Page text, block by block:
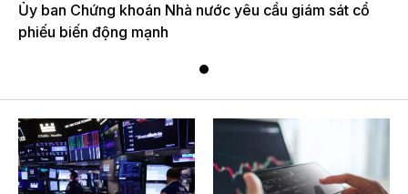
Ủy ban Chứng khoán Nhà nước yêu cầu giám sát cổ
phiếu biến động mạnh